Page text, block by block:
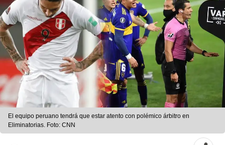
El equipo peruano tendrá que estar atento con polémico árbitro en
Eliminatorias. Foto: CNN